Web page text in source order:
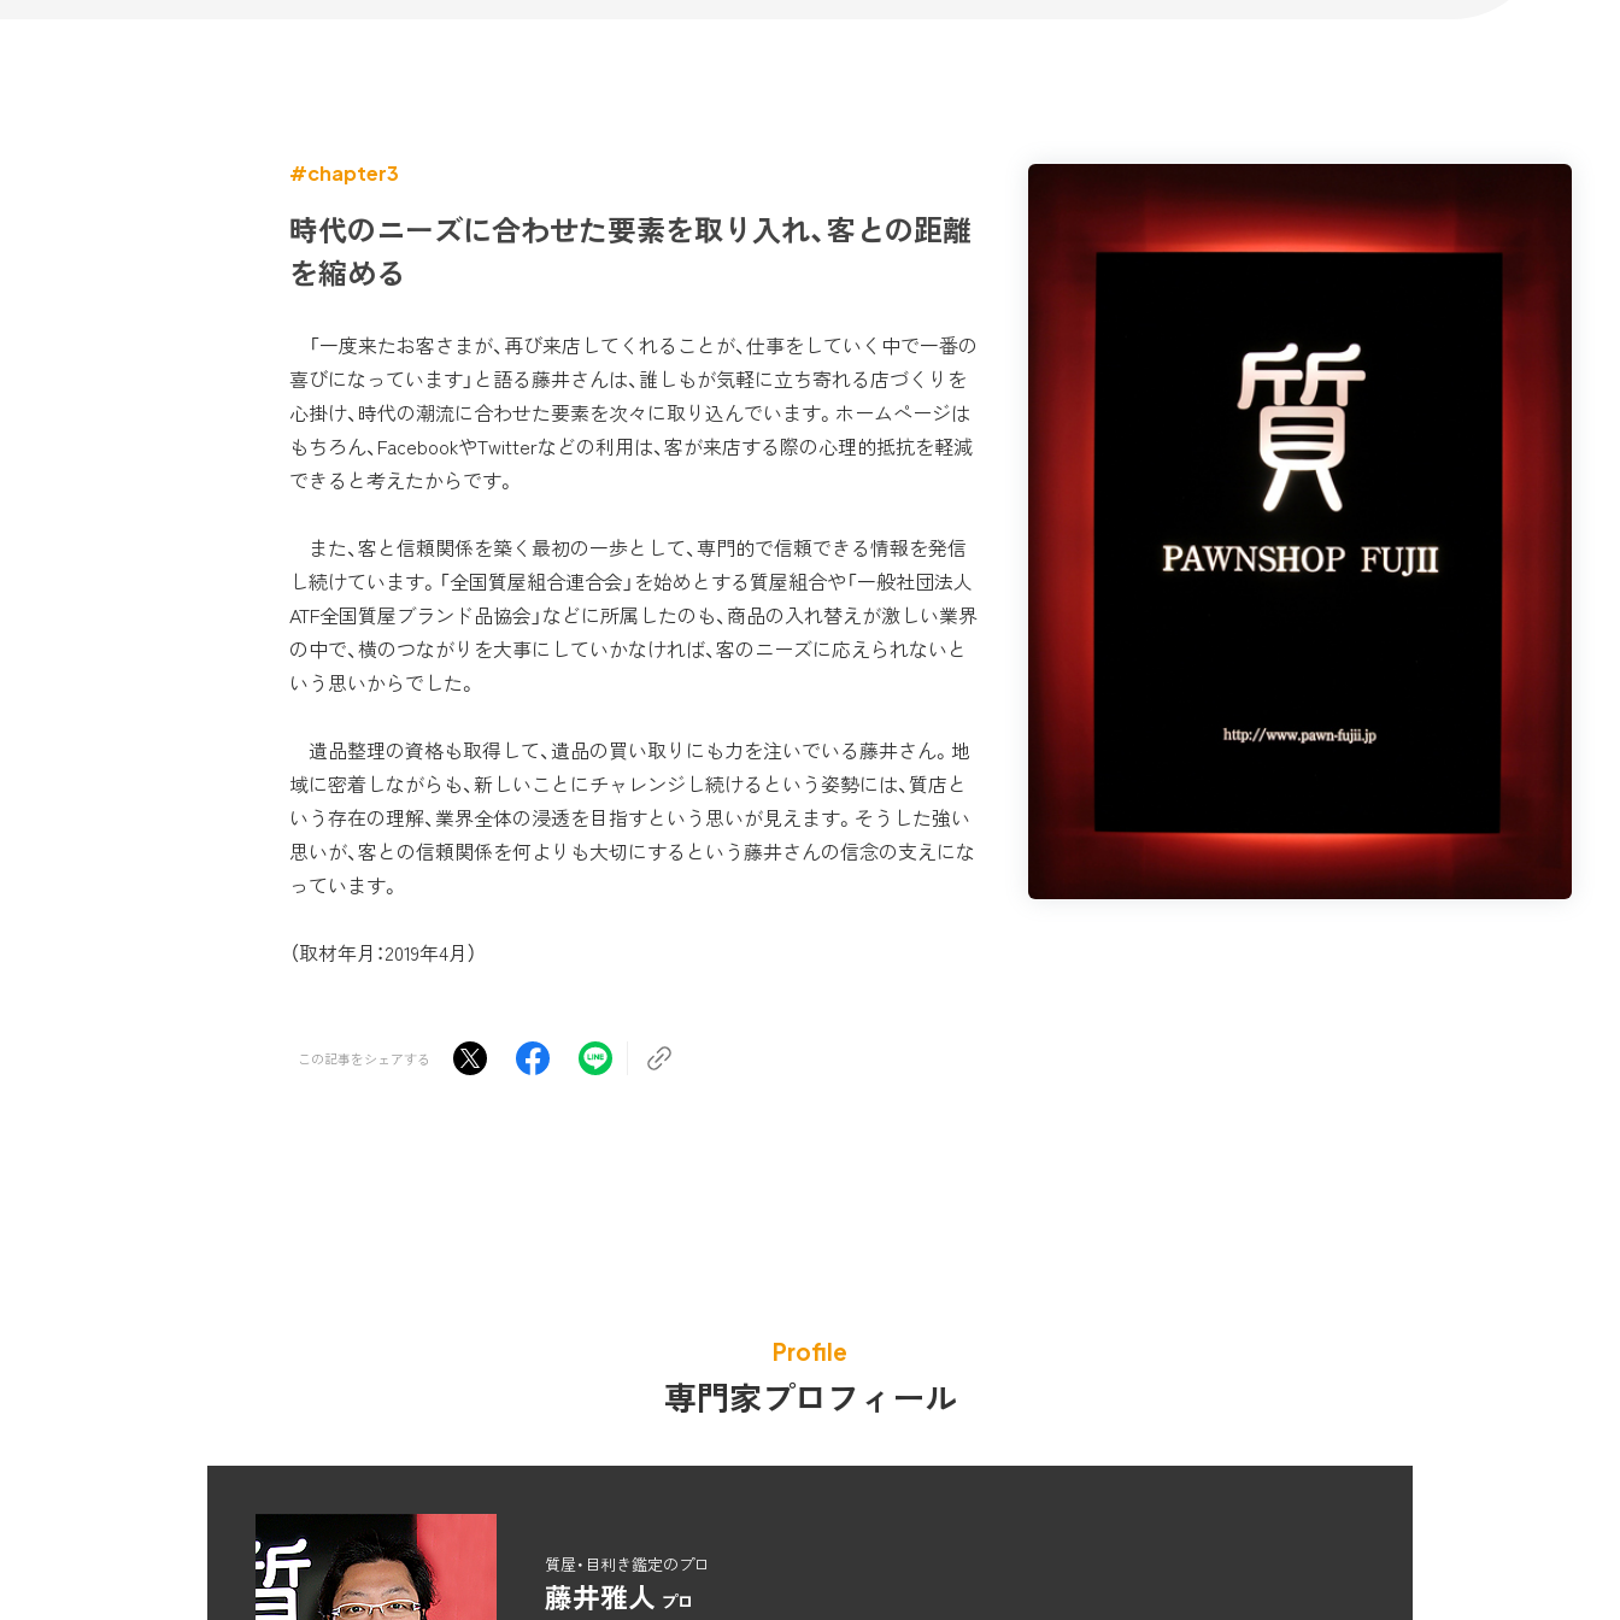
#chapter3
時代のニーズに合わせた要素を取り入れ、客との距離
を縮める
「一度来たお客さまが、再び来店してくれることが、仕事をしていく中で一番の
喜びになっています」と語る藤井さんは、誰しもが気軽に立ち寄れる店づくりを
心掛け、時代の潮流に合わせた要素を次々に取り込んでいます。ホームページは
もちろん、FacebookやTwitterなどの利用は、客が来店する際の心理的抵抗を軽減
できると考えたからです。
また、客と信頼関係を築く最初の一歩として、専門的で信頼できる情報を発信
し続けています。「全国質屋組合連合会」を始めとする質屋組合や「一般社団法人
ATF全国質屋ブランド品協会」などに所属したのも、商品の入れ替えが激しい業界
の中で、横のつながりを大事にしていかなければ、客のニーズに応えられないと
いう思いからでした。
遺品整理の資格も取得して、遺品の買い取りにも力を注いでいる藤井さん。地
域に密着しながらも、新しいことにチャレンジし続けるという姿勢には、質店と
いう存在の理解、業界全体の浸透を目指すという思いが見えます。そうした強い
思いが、客との信頼関係を何よりも大切にするという藤井さんの信念の支えにな
っています。
（取材年月：2019年4月）
この記事をシェアする
Profile
専門家プロフィール
質屋・目利き鑑定のプロ
藤井雅人 プロ